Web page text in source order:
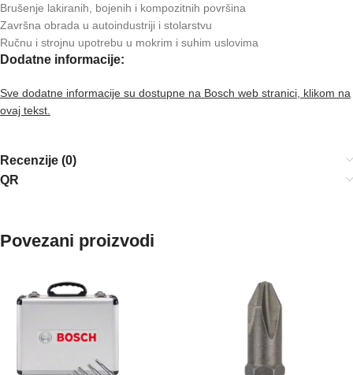
Brušenje lakiranih, bojenih i kompozitnih površina
Završna obrada u autoindustriji i stolarstvu
Ručnu i strojnu upotrebu u mokrim i suhim uslovima
Dodatne informacije:
Sve dodatne informacije su dostupne na Bosch web stranici, klikom na
ovaj tekst.
Recenzije (0)
QR
Povezani proizvodi